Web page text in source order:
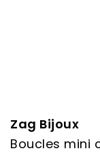
Zag Bijoux
Boucles mini
the
beginning
of